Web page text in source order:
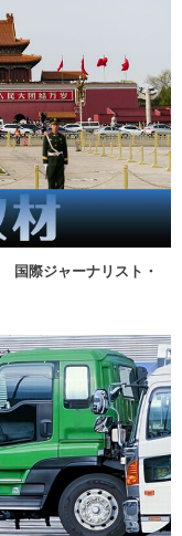
国際ジャーナリスト・